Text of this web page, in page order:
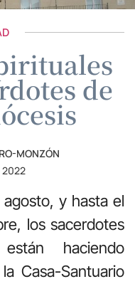
de
MONZÓN
2022
y hasta el
los sacerdotes
haciendo
Casa-Santuario